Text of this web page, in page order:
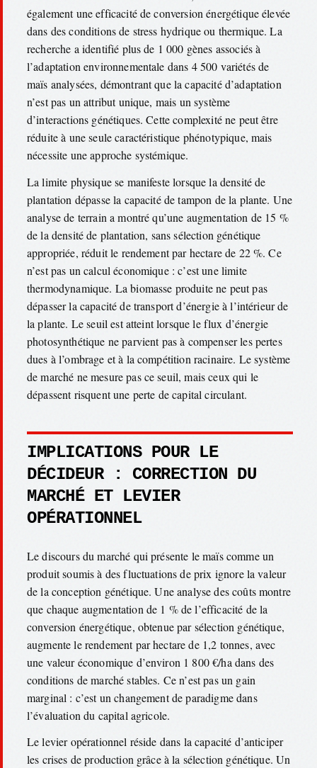
également une efficacité de conversion énergétique élevée
dans des conditions de stress hydrique ou thermique. La
recherche a identifié plus de 1 000 gènes associés à
l’adaptation environnementale dans 4 500 variétés de
maïs analysées, démontrant que la capacité d’adaptation
n’est pas un attribut unique, mais un système
d’interactions génétiques. Cette complexité ne peut être
réduite à une seule caractéristique phénotypique, mais
nécessite une approche systémique.
La limite physique se manifeste lorsque la densité de
plantation dépasse la capacité de tampon de la plante. Une
analyse de terrain a montré qu’une augmentation de 15 %
de la densité de plantation, sans sélection génétique
appropriée, réduit le rendement par hectare de 22 %. Ce
n’est pas un calcul économique : c’est une limite
thermodynamique. La biomasse produite ne peut pas
dépasser la capacité de transport d’énergie à l’intérieur de
la plante. Le seuil est atteint lorsque le flux d’énergie
photosynthétique ne parvient pas à compenser les pertes
dues à l’ombrage et à la compétition racinaire. Le système
de marché ne mesure pas ce seuil, mais ceux qui le
dépassent risquent une perte de capital circulant.
IMPLICATIONS POUR LE
DÉCIDEUR : CORRECTION DU
MARCHÉ ET LEVIER
OPÉRATIONNEL
Le discours du marché qui présente le maïs comme un
produit soumis à des fluctuations de prix ignore la valeur
de la conception génétique. Une analyse des coûts montre
que chaque augmentation de 1 % de l’efficacité de la
conversion énergétique, obtenue par sélection génétique,
augmente le rendement par hectare de 1,2 tonnes, avec
une valeur économique d’environ 1 800 €/ha dans des
conditions de marché stables. Ce n’est pas un gain
marginal : c’est un changement de paradigme dans
l’évaluation du capital agricole.
Le levier opérationnel réside dans la capacité d’anticiper
les crises de production grâce à la sélection génétique. Un